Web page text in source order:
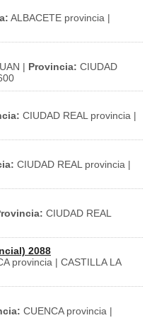
ALBACETE provincia |
| Provincia: CIUDAD
CIUDAD REAL provincia |
CIUDAD REAL provincia |
CIUDAD REAL
2088
provincia | CASTILLA LA
CUENCA provincia |